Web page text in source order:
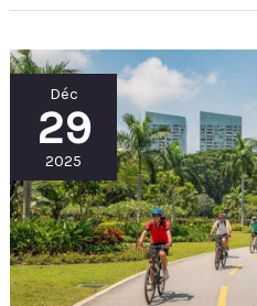
Déc
29
2025
Faire
du
vélo
à
Singapour
:
conseils
et
itinéraires